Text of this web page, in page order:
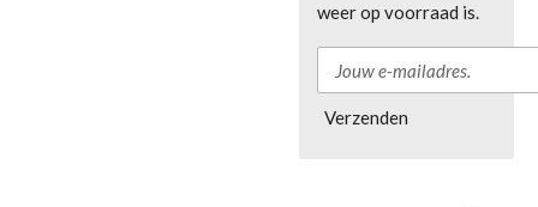
weer op voorraad is.
Verzenden